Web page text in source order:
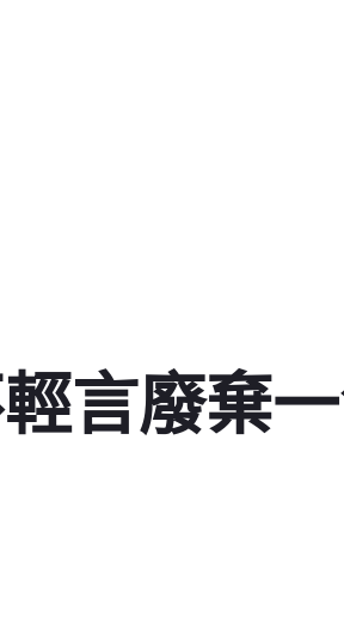
言廢棄